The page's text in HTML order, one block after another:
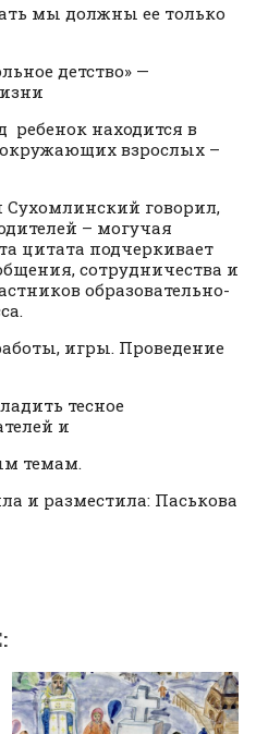
мы должны ее только
детство» —
ребенок находится в
взрослых –
говорил,
– могучая
цитата подчеркивает
сотрудничества и
образовательно-
игры. Проведение
тесное
и
темам.
и разместила: Паськова